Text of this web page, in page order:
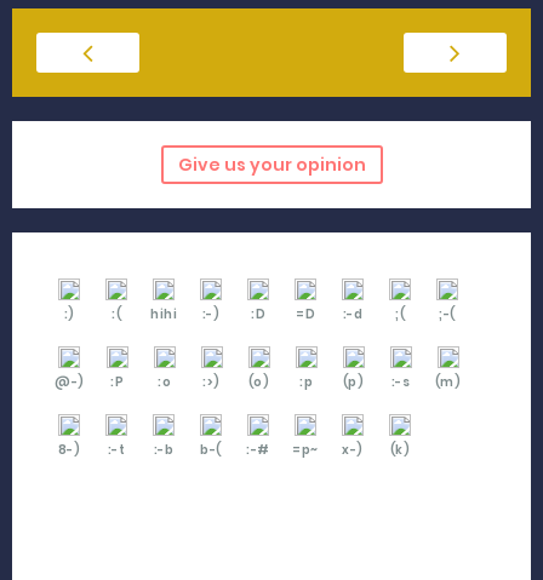
Give us your opinion
:) :( hihi :-) :D =D :-d ;( ;-(
@-) :P :o :>) (o) :p (p) :-s (m)
8-) :-t :-b b-( :-# =p~ x-) (k)